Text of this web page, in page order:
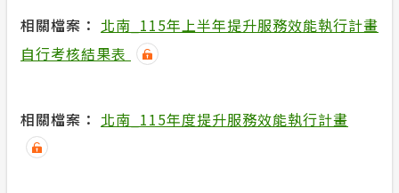
相關檔案： 北南_115年上半年提升服務效能執行計畫
自行考核結果表
相關檔案： 北南_115年度提升服務效能執行計畫
安全性政策
請願之
合議制